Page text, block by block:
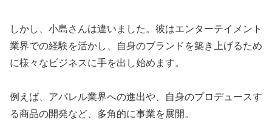
しかし、小島さんは違いました。彼はエンターテイメント
業界での経験を活かし、自身のブランドを築き上げるため
に様々なビジネスに手を出し始めます。
例えば、アパレル業界への進出や、自身のプロデュースす
る商品の開発など、多角的に事業を展開。